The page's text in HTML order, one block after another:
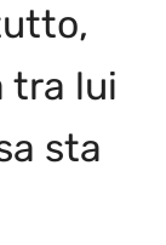
tra lui
sta